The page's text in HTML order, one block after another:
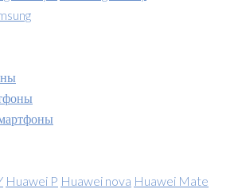
Huawei P Huawei nova Huawei Mate